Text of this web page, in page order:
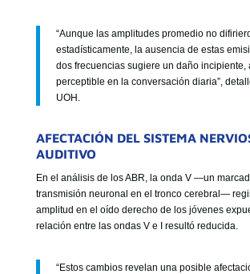
“Aunque las amplitudes promedio no
estadísticamente, la ausencia de estas
dos frecuencias sugiere un daño incipiente,
perceptible en la conversación diaria”,
UOH.
AFECTACIÓN DEL SISTEMA
AUDITIVO
En el análisis de los ABR, la onda V —un
transmisión neuronal en el tronco cerebral—
amplitud en el oído derecho de los jóvenes
relación entre las ondas V e I resultó reducida.
“Estos cambios revelan una posible